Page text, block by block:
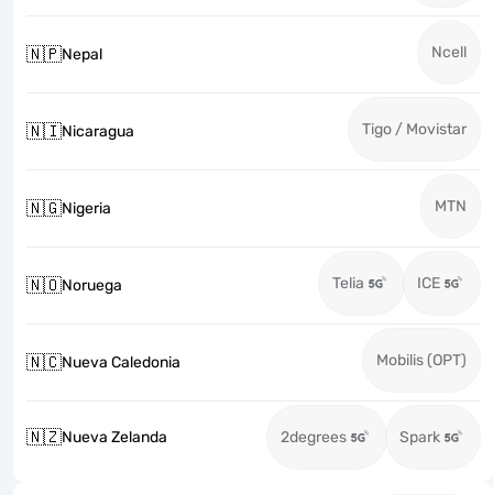
🇳🇵Nepal Ncell
🇳🇮Nicaragua Tigo / Movistar
🇳🇬Nigeria MTN
🇳🇴Noruega Telia ICE
🇳🇨Nueva Caledonia Mobilis (OPT)
🇳🇿Nueva Zelanda 2degrees Spark